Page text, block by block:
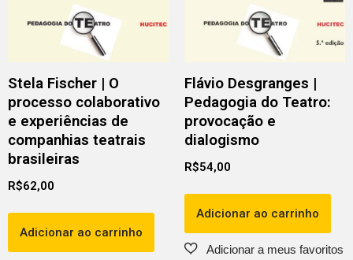
Stela Fischer | O
processo colaborativo
e experiências de
companhias teatrais
brasileiras
R$62,00
Adicionar ao carrinho
Flávio Desgranges |
Pedagogia do Teatro:
provocação e
dialogismo
R$54,00
Adicionar ao carrinho